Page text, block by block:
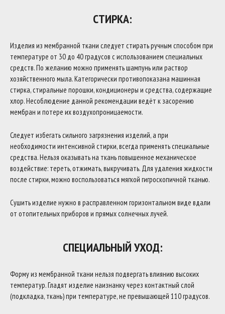
СТИРКА:
Изделия из мембранной ткани следует стирать ручным способом при
температуре от 30 до 40 градусов с использованием специальных
средств. По желанию можно применять шампунь или раствор
хозяйственного мыла. Категорически противопоказана машинная
стирка, стиральные порошки, кондиционеры и средства, содержащие
хлор. Несоблюдение данной рекомендации ведёт к засорению
мембран и потере их воздухопроницаемости.
Следует избегать сильного загрязнения изделий, а при
необходимости интенсивной стирки, всегда применять специальные
средства. Нельзя оказывать на ткань повышенное механическое
воздействие: тереть, отжимать, выкручивать. Для удаления жидкости
после стирки, можно воспользоваться мягкой гигроскопичной тканью.
Сушить изделие нужно в расправленном горизонтальном виде вдали
от отопительных приборов и прямых солнечных лучей.
СПЕЦИАЛЬНЫЙ УХОД:
Форму из мембранной ткани нельзя подвергать влиянию высоких
температур. Гладят изделие наизнанку через контактный слой
(подкладка, ткань) при температуре, не превышающей 110 градусов.